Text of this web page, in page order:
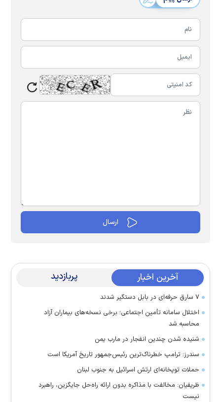
آخرین اخبار پربازدید
۷ سارق حرفه‌ای در بابل دستگیر شدند
اختلال سامانه تأمین اجتماعی؛ برخی نسخه‌های بیماران آزاد
محاسبه شد
شنیده شدن چندین انفجار در مارب یمن
سندرز: ترامپ خطرناک‌ترین رئیس‌جمهور تاریخ آمریکا است
حملات توپخانه‌ای ارتش اسرائیل به جنوب لبنان
ظریفیان: مخالفت با مذاکره بدون ارائه راه‌حل جایگزین، راهبرد
نیست